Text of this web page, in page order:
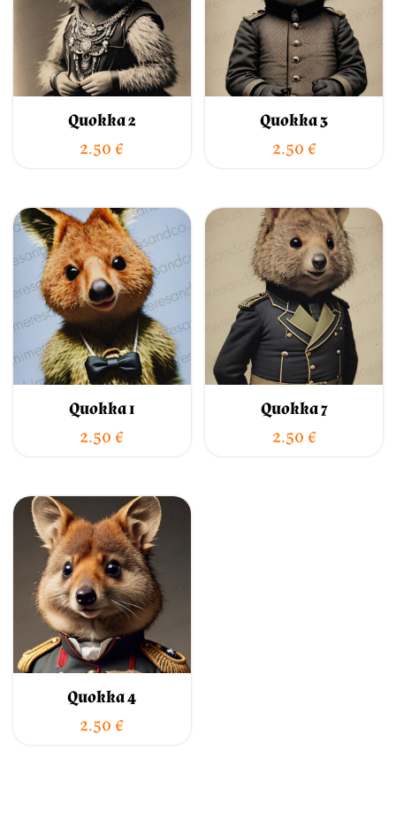
Quokka 2
2.50€
Quokka 3
2.50€
Quokka 1
2.50€
Quokka 7
2.50€
Quokka 4
2.50€